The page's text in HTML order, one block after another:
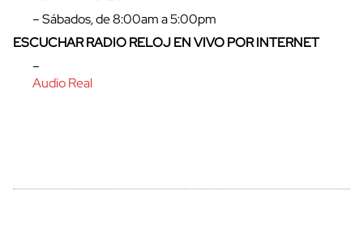
– Sábados, de 8:00am a 5:00pm
ESCUCHAR RADIO RELOJ EN VIVO POR INTERNET
–
Audio Real